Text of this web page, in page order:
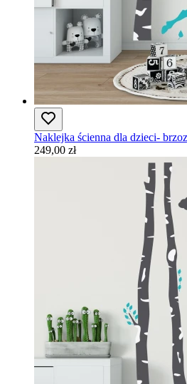
Naklejka ścienna dla dzieci-
249,00 zł